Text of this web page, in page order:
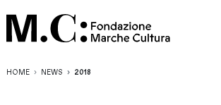
HOME NEWS 2018